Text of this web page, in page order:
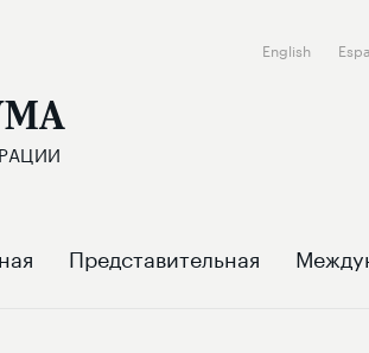
English
Представительная